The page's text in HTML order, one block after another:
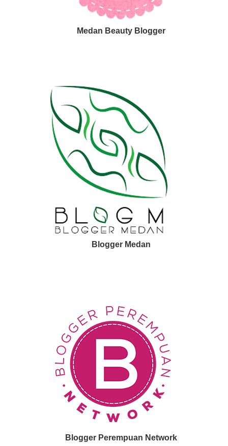
Medan Beauty Blogger
Blogger Medan
Blogger Perempuan Network